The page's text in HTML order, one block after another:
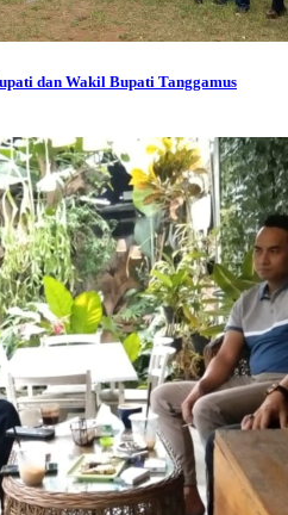
dan Wakil Bupati Tanggamus